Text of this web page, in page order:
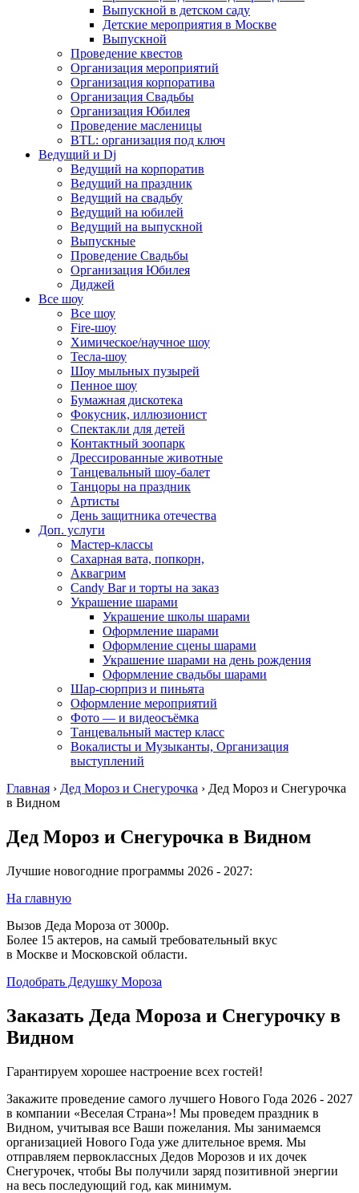
Выпускной в детском саду
Детские мероприятия в Москве
Выпускной
Проведение квестов
Организация мероприятий
Организация корпоратива
Организация Свадьбы
Организация Юбилея
Проведение масленицы
BTL: организация под ключ
Ведущий и Dj
Ведущий на корпоратив
Ведущий на праздник
Ведущий на свадьбу
Ведущий на юбилей
Ведущий на выпускной
Выпускные
Проведение Свадьбы
Организация Юбилея
Диджей
Все шоу
Все шоу
Fire-шоу
Химическое/научное шоу
Тесла-шоу
Шоу мыльных пузырей
Пенное шоу
Бумажная дискотека
Фокусник, иллюзионист
Спектакли для детей
Контактный зоопарк
Дрессированные животные
Танцевальный шоу-балет
Танцоры на праздник
Артисты
День защитника отечества
Доп. услуги
Мастер-классы
Сахарная вата, попкорн,
Аквагрим
Candy Bar и торты на заказ
Украшение шарами
Украшение школы шарами
Оформление шарами
Оформление сцены шарами
Украшение шарами на день рождения
Оформление свадьбы шарами
Шар-сюрприз и пиньята
Оформление мероприятий
Фото — и видеосъёмка
Танцевальный мастер класс
Вокалисты и Музыканты, Организация
выступлений
Главная › Дед Мороз и Снегурочка › Дед Мороз и Снегурочка
в Видном
Дед Мороз и Снегурочка в Видном
Лучшие новогодние программы 2026 - 2027:
На главную
Вызов Деда Мороза от 3000р.
Более 15 актеров, на самый требовательный вкус
в Москве и Московской области.
Подобрать Дедушку Мороза
Заказать Деда Мороза и Снегурочку в
Видном
Гарантируем хорошее настроение всех гостей!
Закажите проведение самого лучшего Нового Года 2026 - 2027
в компании «Веселая Страна»! Мы проведем праздник в
Видном, учитывая все Ваши пожелания. Мы занимаемся
организацией Нового Года уже длительное время. Мы
отправляем первоклассных Дедов Морозов и их дочек
Снегурочек, чтобы Вы получили заряд позитивной энергии
на весь последующий год, как минимум.